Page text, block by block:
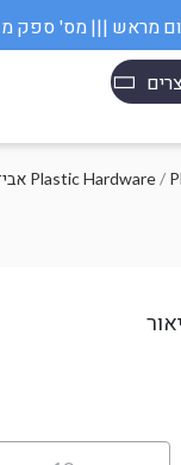
אביזרי פלסטיק Plastic Hardware/